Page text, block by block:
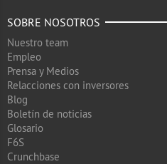
SOBRE NOSOTROS
Nuestro team
Empleo
Prensa y Medios
Relacciones con inversores
Blog
Boletín de noticias
Glosario
F6S
Crunchbase